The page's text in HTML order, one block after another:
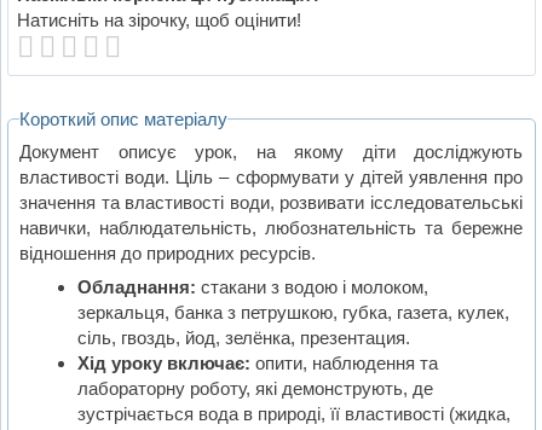
Натисніть на зірочку, щоб оцінити!
Короткий опис матеріалу
Документ описує урок, на якому діти досліджують
властивості води. Ціль – сформувати у дітей уявлення про
значення та властивості води, розвивати ісследовательські
навички, наблюдательність, любознательність та бережне
відношення до природних ресурсів.
Обладнання: стакани з водою і молоком,
зеркальця, банка з петрушкою, губка, газета, кулек,
сіль, гвоздь, йод, зелёнка, презентация.
Хід уроку включає: опити, наблюдення та
лабораторну роботу, які демонструють, де
зустрічається вода в природі, її властивості (жидка,